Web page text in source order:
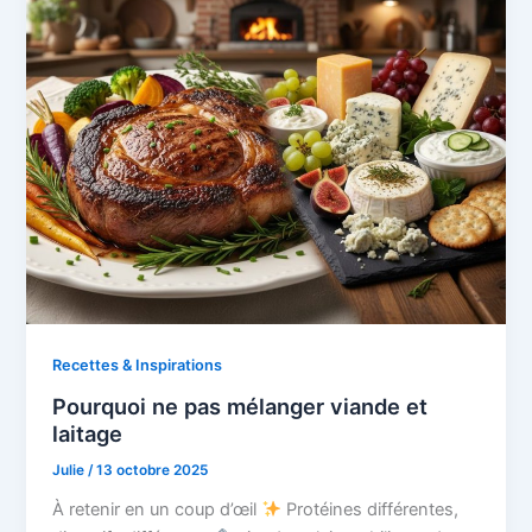
Recettes & Inspirations
Pourquoi ne pas mélanger viande et
laitage
Julie /13 octobre 2025
À retenir en un coup d’œil
Protéines différentes,